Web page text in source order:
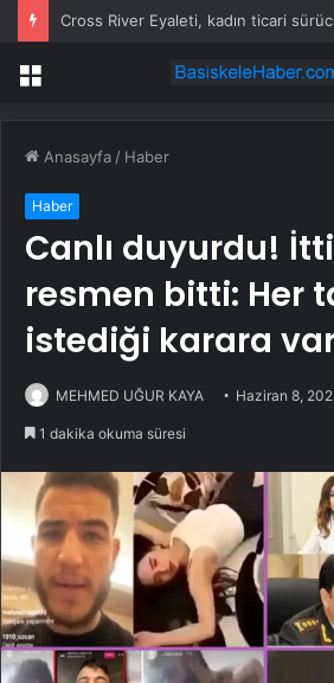
Menü
Anasayfa / Haber
Haber
Canlı duyurdu!
resmen bitti: Her
istediği karara
MEHMED UĞUR KAYA Haziran 8,
1 dakika okuma süresi